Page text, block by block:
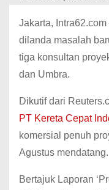
Jakarta,
dilanda masalah
tiga konsultan
dan Umbra.
Dikutif dari
PT Kereta Cepat
komersial penuh
Agustus mendatang.
Bertajuk Laporan